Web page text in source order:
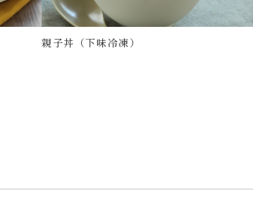
親子丼（下味冷凍）